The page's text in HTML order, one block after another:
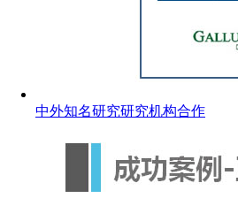
中外知名研究研究机构合作